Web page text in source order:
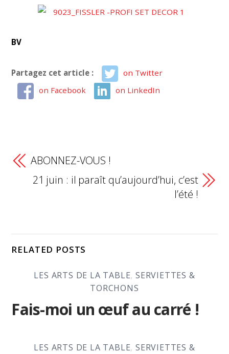
BV
Partagez cet article :
on Twitter
on Facebook
on LinkedIn
ABONNEZ-VOUS !
21 juin : il paraît qu’aujourd’hui, c’est
l’été !
RELATED POSTS
LES ARTS DE LA TABLE, SERVIETTES &
TORCHONS
Fais-moi un œuf au carré !
LES ARTS DE LA TABLE, SERVIETTES &